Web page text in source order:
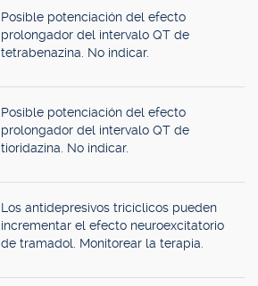
Posible potenciación del efecto
prolongador del intervalo QT de
tetrabenazina. No indicar.
Posible potenciación del efecto
prolongador del intervalo QT de
tioridazina. No indicar.
Los antidepresivos tricíclicos pueden
incrementar el efecto neuroexcitatorio
de tramadol. Monitorear la terapia.